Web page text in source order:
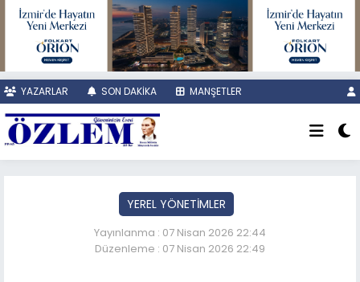
YAZARLAR SON DAKİKA MANŞETLER
YEREL YÖNETİMLER
Yayınlanma : 07 Nisan 2026 22:44
Düzenleme : 07 Nisan 2026 22:49